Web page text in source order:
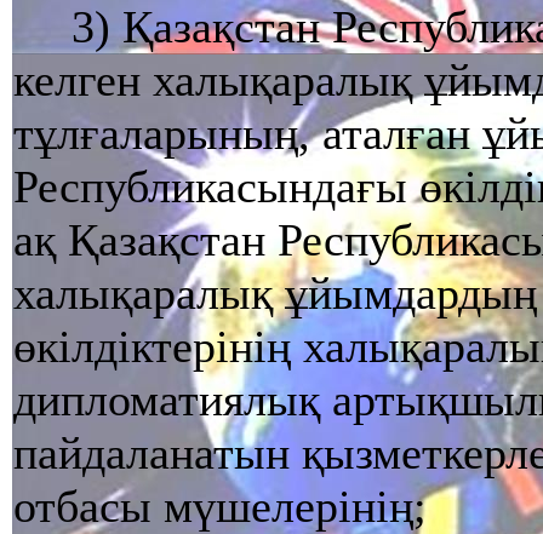
3) Қазақстан
келген халықаралық
тұлғаларының, аталған
Республикасындағы
ақ Қазақстан
халықаралық
өкiлдiктерiнiң
дипломатиялық
пайдаланатын
отбасы мүшелерiнiң;